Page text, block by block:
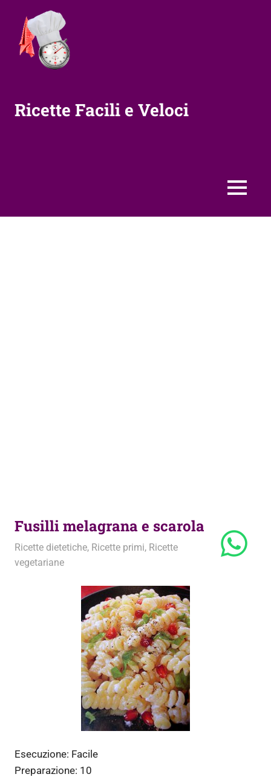
contenuto
Ricette Facili e Veloci
MENU
Fusilli melagrana e scarola
29 Dicembre 2012
admin
Ricette dietetiche, Ricette primi, Ricette
vegetariane
Esecuzione: Facile
Preparazione: 10